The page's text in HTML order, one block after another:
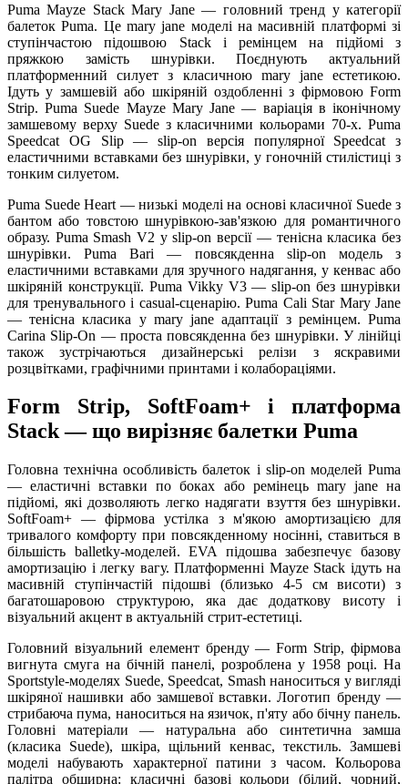
Puma Mayze Stack Mary Jane — головний тренд у категорії
балеток Puma. Це mary jane моделі на масивній платформі зі
ступінчастою підошвою Stack і ремінцем на підйомі з
пряжкою замість шнурівки. Поєднують актуальний
платформенний силует з класичною mary jane естетикою.
Ідуть у замшевій або шкіряній оздобленні з фірмовою Form
Strip. Puma Suede Mayze Mary Jane — варіація в іконічному
замшевому верху Suede з класичними кольорами 70-х. Puma
Speedcat OG Slip — slip-on версія популярної Speedcat з
еластичними вставками без шнурівки, у гоночній стилістиці з
тонким силуетом.
Puma Suede Heart — низькі моделі на основі класичної Suede з
бантом або товстою шнурівкою-зав'язкою для романтичного
образу. Puma Smash V2 у slip-on версії — тенісна класика без
шнурівки. Puma Bari — повсякденна slip-on модель з
еластичними вставками для зручного надягання, у кенвас або
шкіряній конструкції. Puma Vikky V3 — slip-on без шнурівки
для тренувального і casual-сценарію. Puma Cali Star Mary Jane
— тенісна класика у mary jane адаптації з ремінцем. Puma
Carina Slip-On — проста повсякденна без шнурівки. У лінійці
також зустрічаються дизайнерські релізи з яскравими
розцвітками, графічними принтами і колабораціями.
Form Strip, SoftFoam+ і платформа
Stack — що вирізняє балетки Puma
Головна технічна особливість балеток і slip-on моделей Puma
— еластичні вставки по боках або ремінець mary jane на
підйомі, які дозволяють легко надягати взуття без шнурівки.
SoftFoam+ — фірмова устілка з м'якою амортизацією для
тривалого комфорту при повсякденному носінні, ставиться в
більшість balletky-моделей. EVA підошва забезпечує базову
амортизацію і легку вагу. Платформенні Mayze Stack ідуть на
масивній ступінчастій підошві (близько 4-5 см висоти) з
багатошаровою структурою, яка дає додаткову висоту і
візуальний акцент в актуальній стрит-естетиці.
Головний візуальний елемент бренду — Form Strip, фірмова
вигнута смуга на бічній панелі, розроблена у 1958 році. На
Sportstyle-моделях Suede, Speedcat, Smash наноситься у вигляді
шкіряної нашивки або замшевої вставки. Логотип бренду —
стрибаюча пума, наноситься на язичок, п'яту або бічну панель.
Головні матеріали — натуральна або синтетична замша
(класика Suede), шкіра, щільний кенвас, текстиль. Замшеві
моделі набувають характерної патини з часом. Кольорова
палітра обширна: класичні базові кольори (білий, чорний,